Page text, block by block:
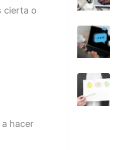
cierta o
hacer